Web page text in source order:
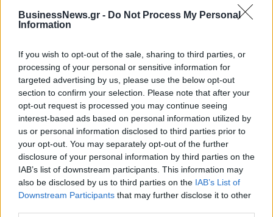
BusinessNews.gr - Do Not Process My Personal
Information
If you wish to opt-out of the sale, sharing to third parties, or
processing of your personal or sensitive information for
targeted advertising by us, please use the below opt-out
section to confirm your selection. Please note that after your
opt-out request is processed you may continue seeing
interest-based ads based on personal information utilized by
us or personal information disclosed to third parties prior to
your opt-out. You may separately opt-out of the further
disclosure of your personal information by third parties on the
IAB’s list of downstream participants. This information may
also be disclosed by us to third parties on the IAB’s List of
Downstream Participants that may further disclose it to other
θρύλος του NBA
Βέγκας Έισις! (vids)
Χρηματιστήριο Αθηνών: Εβδομαδιαία άνοδος 1,76%, κέρδη 23,31%
από τις αρχές του έτους
Ελληνική Αναπτυξιακή Τράπεζα:
Με «προίκα» 2 δισ. ευρώ
ανοίγει δρόμο για δάνεια έως 5
δισ. σε μικρομεσαίες
Υπ. Μεταφορών: Οριστική λύση
κυκλοφορίας - Τέλος στις
χρονοβόρες διαδικασίες